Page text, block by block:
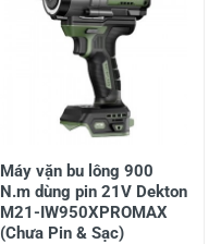
Máy vặn bu lông 900
N.m dùng pin 21V Dekton
M21-IW950XPROMAX
(Chưa Pin & Sạc)